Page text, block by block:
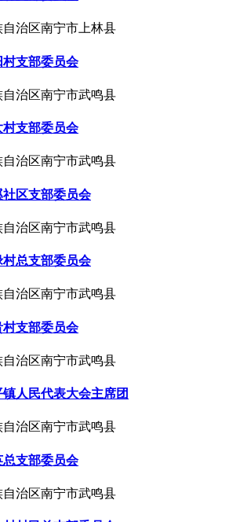
治区南宁市上林县
支部委员会
治区南宁市武鸣县
支部委员会
治区南宁市武鸣县
区支部委员会
治区南宁市武鸣县
总支部委员会
治区南宁市武鸣县
支部委员会
治区南宁市武鸣县
人民代表大会主席团
治区南宁市武鸣县
支部委员会
治区南宁市武鸣县